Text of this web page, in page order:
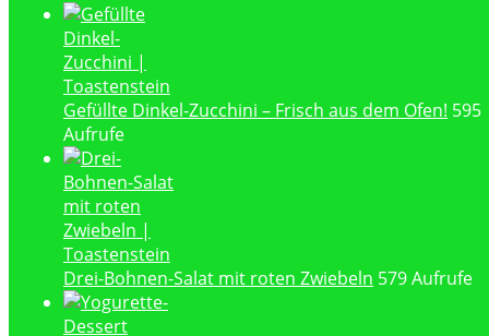
Gefüllte Dinkel-Zucchini – Frisch aus dem Ofen! 595
Aufrufe
Drei-Bohnen-Salat mit roten Zwiebeln 579 Aufrufe